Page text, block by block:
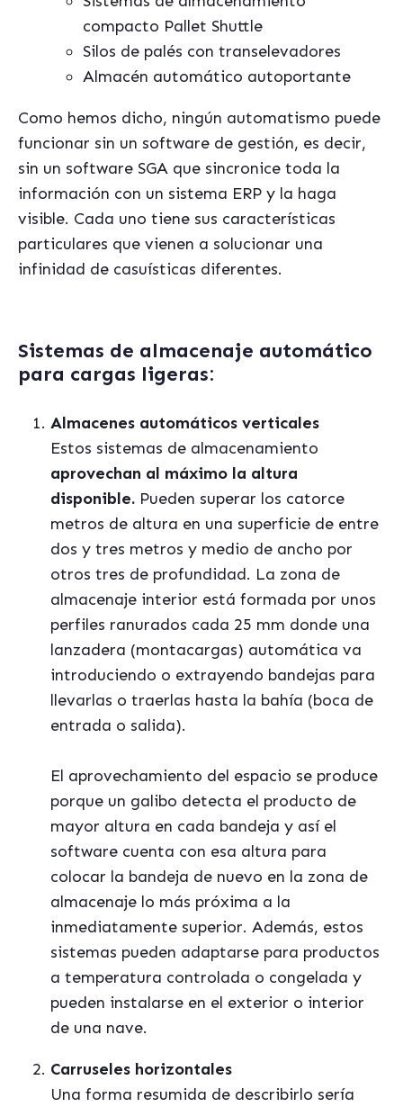
compacto Pallet Shuttle
Silos de palés con transelevadores
Almacén automático autoportante
Como hemos dicho, ningún automatismo puede
funcionar sin un software de gestión, es decir,
sin un software SGA que sincronice toda la
información con un sistema ERP y la haga
visible. Cada uno tiene sus características
particulares que vienen a solucionar una
infinidad de casuísticas diferentes.
Sistemas de almacenaje automático
para cargas ligeras:
Almacenes automáticos verticales
Estos sistemas de almacenamiento
aprovechan al máximo la altura
disponible. Pueden superar los catorce
metros de altura en una superficie de entre
dos y tres metros y medio de ancho por
otros tres de profundidad. La zona de
almacenaje interior está formada por unos
perfiles ranurados cada 25 mm donde una
lanzadera (montacargas) automática va
introduciendo o extrayendo bandejas para
llevarlas o traerlas hasta la bahía (boca de
entrada o salida).
El aprovechamiento del espacio se produce
porque un galibo detecta el producto de
mayor altura en cada bandeja y así el
software cuenta con esa altura para
colocar la bandeja de nuevo en la zona de
almacenaje lo más próxima a la
inmediatamente superior. Además, estos
sistemas pueden adaptarse para productos
a temperatura controlada o congelada y
pueden instalarse en el exterior o interior
de una nave.
Carruseles horizontales
Una forma resumida de describirlo sería